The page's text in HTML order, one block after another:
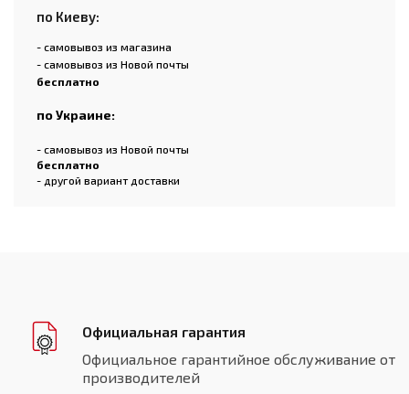
по Киеву:
- самовывоз из магазина
- самовывоз из Новой почты
бесплатно
по Украине:
- самовывоз из Новой почты
бесплатно
- другой вариант доставки
Официальная гарантия
Официальное гарантийное обслуживание от
производителей